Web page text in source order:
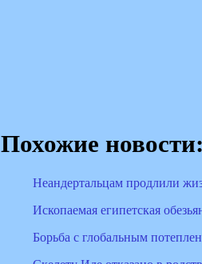
Похожие
Неандертальцам продлили
Ископаемая египетская
Борьба с глобальным